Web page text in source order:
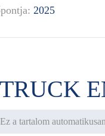
2025
a tartalom